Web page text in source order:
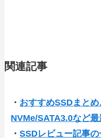
関連記事
・ おすすめSSDまと
NVMe/SATA3.0など
・SSDレビュー記事